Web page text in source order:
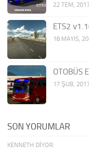
22 TEM,
ETS2
18 MAYIS,
OTOBÜS
17 ŞUB,
SON YORUMLAR
KENNETH DIYOR: